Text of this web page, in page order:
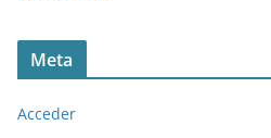
Meta
Acceder